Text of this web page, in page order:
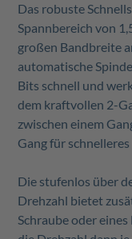
Das robuste
Spannbereich von
großen Bandbreite
automatische
Bits schnell und
dem kraftvollen 2-
zwischen einem
Gang für
Die stufenlos über
Drehzahl bietet
Schraube oder